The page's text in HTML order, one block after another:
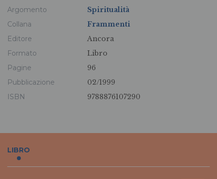
Argomento
Spiritualità
Collana
Frammenti
Editore
Ancora
Formato
Libro
Pagine
96
Pubblicazione
02/1999
ISBN
9788876107290
LIBRO